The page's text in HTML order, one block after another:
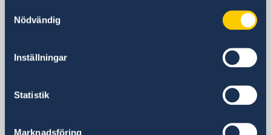
Nödvändig
Inställningar
Statistik
Marknadsföring
Sverige i Storbritannien
Sveriges ambassad
Storbritannien, London